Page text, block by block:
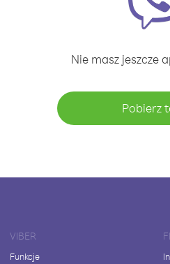
Nie masz jeszcze
Pobierz
VIBER
Funkcje